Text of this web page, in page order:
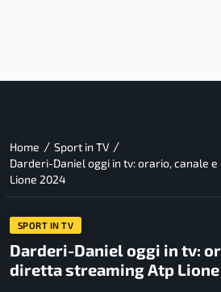
Home / Sport in TV /
Darderi-Daniel oggi in tv: orario, canale
Lione 2024
SPORT IN TV
Darderi-Daniel oggi in tv:
diretta streaming Atp